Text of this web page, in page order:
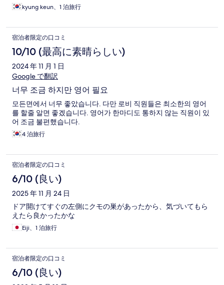
kyung keun、1 泊旅行
宿泊者限定の口コミ
10/10 (最高に素晴らしい)
2024 年 11 月 1 日
Google で翻訳
너무 조금 하지만 영어 필요
모든면에서 너무 좋았습니다. 다만 로비 직원들은 최소한의 영어
를 할줄 알면 좋겠습니다. 영어가 한마디도 통하지 않는 직원이 있
어 조금 불편했습니다.
4 泊旅行
宿泊者限定の口コミ
6/10 (良い)
2025 年 11 月 24 日
ドア開けてすぐの左側にクモの巣があったから、気づいてもら
えたら良かったかな
Eiji、1 泊旅行
宿泊者限定の口コミ
6/10 (良い)